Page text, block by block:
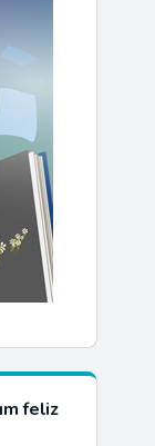
feliz